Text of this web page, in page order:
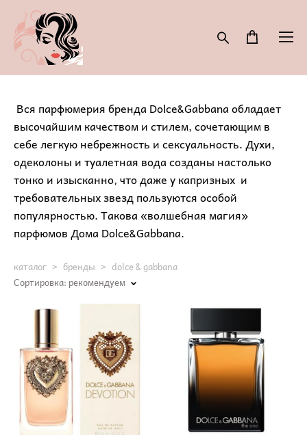
Вся парфюмерия бренда Dolce&Gabbana обладает
высочайшим качеством и стилем, сочетающим в
себе легкую небрежность и сексуальность. Духи,
одеколоны и туалетная вода созданы настолько
тонко и изысканно, что даже у капризных и
требовательных звезд пользуются особой
популярностью. Такова «волшебная магия»
парфюмов Дома Dolce&Gabbana.
каталог > бренды > dolce & gabbana
Сортировка:рекомендуем